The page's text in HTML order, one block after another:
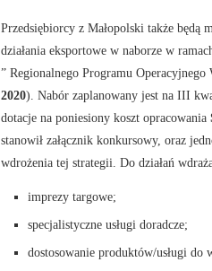
Przedsiębiorcy z Małopolski także będą
działania eksportowe w naborze w
” Regionalnego Programu
2020). Nabór zaplanowany jest na III
dotacje na poniesiony koszt opracowania
stanowił załącznik konkursowy, oraz
wdrożenia tej strategii. Do działań
imprezy targowe;
specjalistyczne usługi doradcze;
dostosowanie produktów/usługi do